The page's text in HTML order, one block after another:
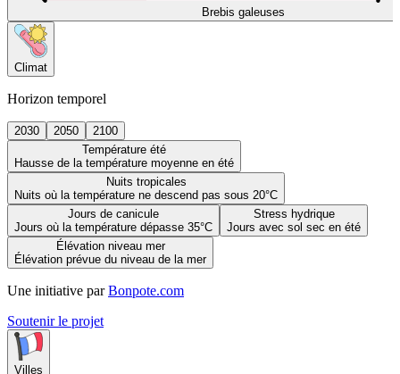
Brebis galeuses
Climat
Horizon temporel
2030 2050
2100
Température été
Hausse de la température moyenne en été
Nuits tropicales
Nuits où la température ne descend pas sous 20°C
Jours de canicule
Jours où la température dépasse 35°C
Stress hydrique
Jours avec sol sec en été
Élévation niveau mer
Élévation prévue du niveau de la mer
Une initiative par Bonpote.com
Soutenir le projet
Villes